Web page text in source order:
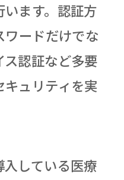
ます。認証方
ードだけでな
ス認証など多要
ュリティを実
している医療